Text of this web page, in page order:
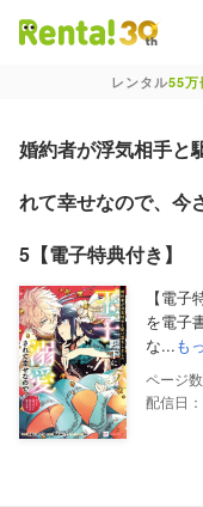
レンタル55万
婚約者が浮気相手と
れて幸せなので、今
5【電子特典付き】
【電
を電子
な...も
配信日